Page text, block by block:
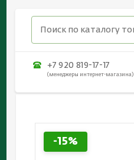
+7 920 819-17-17
(менеджеры интернет-магазина)
-15%